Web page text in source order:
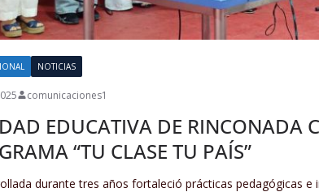
NOTICIAS
comunicaciones1
EDUCATIVA DE RINCONADA
“TU CLASE TU PAÍS”
durante tres años fortaleció prácticas pedagógicas e